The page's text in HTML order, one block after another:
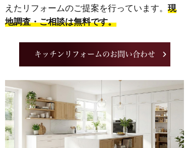
えたリフォームのご提案を行っています。 現
地調査・ご相談は無料です。
キッチンリフォームのお問い合わせ